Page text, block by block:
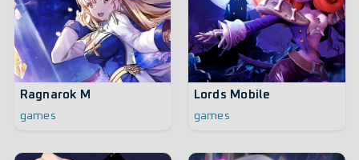
Ragnarok M
games
Lords Mobile
games